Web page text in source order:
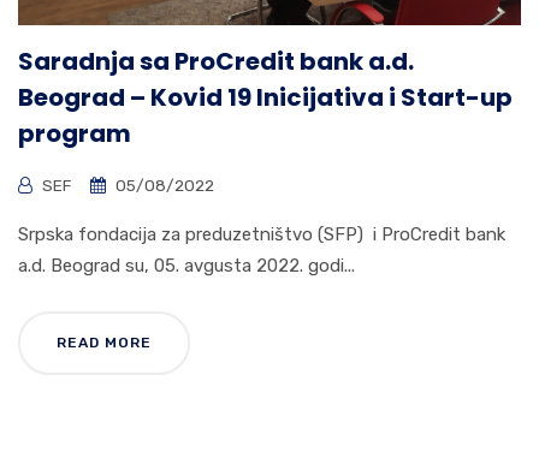
Saradnja sa ProCredit bank a.d.
Beograd – Kovid 19 Inicijativa i Start-up
program
SEF 05/08/2022
Srpska fondacija za preduzetništvo (SFP) i ProCredit bank
a.d. Beograd su, 05. avgusta 2022. godi...
READ MORE